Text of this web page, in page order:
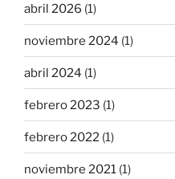
abril 2026 (1)
noviembre 2024 (1)
abril 2024 (1)
febrero 2023 (1)
febrero 2022 (1)
noviembre 2021 (1)